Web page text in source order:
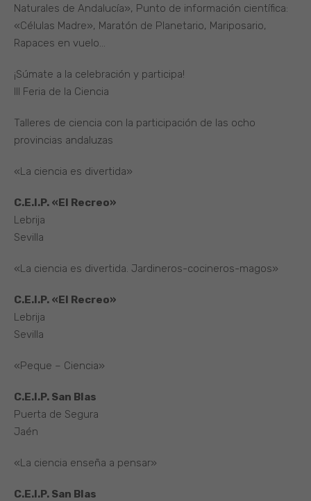
Naturales de Andalucía», Punto de información científica:
«Células Madre», Maratón de Planetario, Mariposario,
Rapaces en vuelo…
¡Súmate a la celebración y participa!
III Feria de la Ciencia
Talleres de ciencia con la participación de las ocho
provincias andaluzas
«La ciencia es divertida»
C.E.I.P. «El Recreo»
Lebrija
Sevilla
«La ciencia es divertida. Jardineros-cocineros-magos»
C.E.I.P. «El Recreo»
Lebrija
Sevilla
«Peque – Ciencia»
C.E.I.P. San Blas
Puerta de Segura
Jaén
«La ciencia enseña a pensar»
C.E.I.P. San Blas